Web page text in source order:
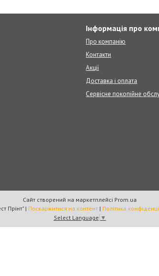
Інформація про
Про компанію
Контакти
Акції
Доставка і оплата
Сервісне покопійне
Сайт створений на маркетплейсі Prom.ua
ПП "Бест Прінт" | Поскаржитися на контент | Політика
Select Language ▼